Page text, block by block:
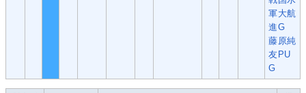
軍大航
進G
藤原純
友PU
G